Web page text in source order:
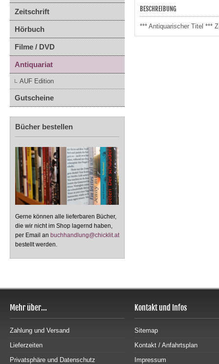
Zeitschrift
Hörbuch
Filme / DVD
Antiquariat
AUF Edition
Gutscheine
Bücher bestellen
Gerne können alle lieferbaren Bücher,
die wir nicht im Shop lagernd haben,
per Email an buchhandlung@chicklit.at
bestellt werden.
BESCHREIBUNG
*** Antiquarischer Titel ***
Mehr über...
Zahlung und Versand
Lieferzeiten
Privatsphäre und Datenschutz
Kontakt und Infos
Sitemap
Kontakt / Anfahrtsplan
Impressum